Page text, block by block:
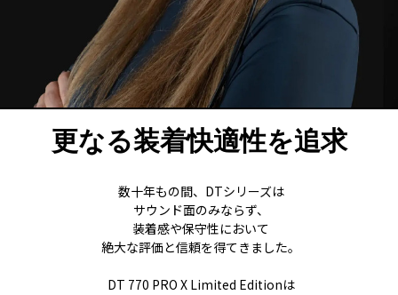
更なる装着快適性を追求
数十年もの間、DTシリーズは
サウンド面のみならず、
装着感や保守性において
絶大な評価と信頼を得てきました。
DT 770 PRO X Limited Editionは